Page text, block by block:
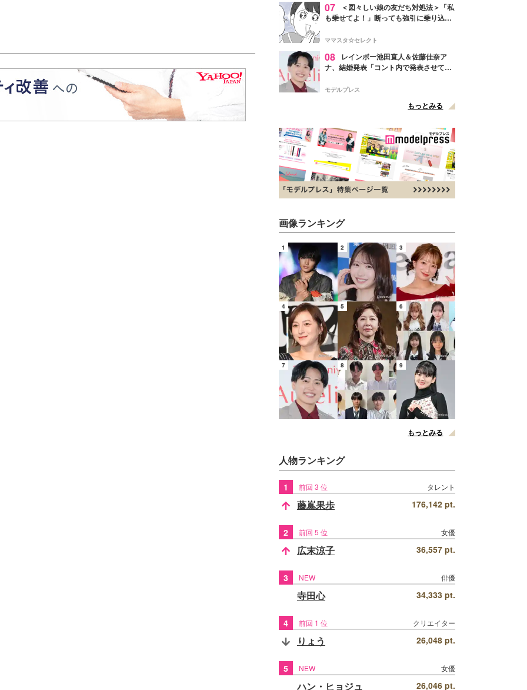
07
＜図々しい娘の友だち対処法＞「私
も乗せてよ！」断っても強引に乗り込ん
ママスタ☆セレクト
08
レインボー池田直人＆佐藤佳奈ア
ナ、結婚発表「コント内で発表させてい
点変更のため
モデルプレス
もっとみる
画像ランキング
1 2 3
4 5 6
7 8 9
もっとみる
人物ランキング
1 前回 3 位 タレント
藤嶌果歩 176,142 pt.
2 前回 5 位 女優
広末涼子 36,557 pt.
3 NEW 俳優
寺田心 34,333 pt.
4 前回 1 位 クリエイター
りょう 26,048 pt.
5 NEW 女優
ハン・ヒョジュ 26,046 pt.